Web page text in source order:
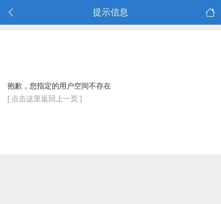
提示信息
抱歉，您指定的用户空间不存在
[ 点击这里返回上一页 ]